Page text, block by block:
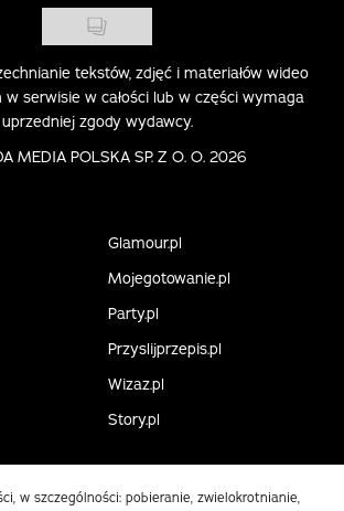
tekstów, zdjęć i materiałów wideo
w serwisie w całości lub w części wymaga
uprzedniej zgody wydawcy.
MEDIA POLSKA SP. Z O. O. 2026
Glamour.pl
Mojegotowanie.pl
Party.pl
Przyslijprzepis.pl
Wizaz.pl
Story.pl
w szczególności: pobieranie, zwielokrotnianie,